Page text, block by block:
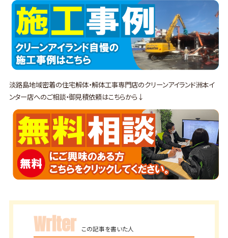
淡路島地域密着の住宅解体・解体工事専門店のクリーンアイランド洲本イ
ンター店へのご相談・御見積依頼はこちらから↓
Writer この記事を書いた人